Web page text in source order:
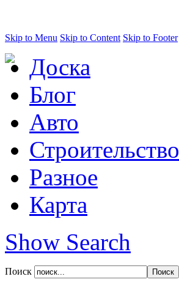
Skip to Menu Skip to Content Skip to Footer
Доска
Блог
Авто
Строительство
Разное
Карта
Show Search
Поиск